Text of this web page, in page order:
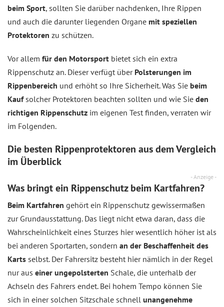
beim Sport, sollten Sie darüber nachdenken, Ihre Rippen
und auch die darunter liegenden Organe mit speziellen
Protektoren zu schützen.
Vor allem für den Motorsport bietet sich ein extra
Rippenschutz an. Dieser verfügt über Polsterungen im
Rippenbereich und erhöht so Ihre Sicherheit. Was Sie beim
Kaufsolcher Protektoren beachten sollten und wie Sie den
richtigen Rippenschutz im eigenen Test finden, verraten wir
im Folgenden.
Die besten Rippenprotektoren aus demVergleich
im Überblick
- Anzeige -
Was bringt ein Rippenschutz beim Kartfahren?
Beim Kartfahren gehört ein Rippenschutz gewissermaßen
zur Grundausstattung. Das liegt nicht etwa daran, dass die
Wahrscheinlichkeit eines Sturzes hier wesentlich höher ist als
bei anderen Sportarten, sondern an der Beschaffenheit des
Karts selbst. Der Fahrersitz besteht hier nämlich in der Regel
nur aus einer ungepolsterten Schale, die unterhalb der
Achseln des Fahrers endet. Bei hohem Tempo können Sie
sich in einer solchen Sitzschale schnell unangenehme